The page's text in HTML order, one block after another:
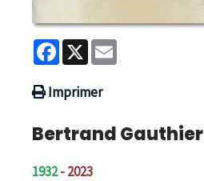
Facebook
X
Imprimer
Bertrand Gauthier
1932- 2023